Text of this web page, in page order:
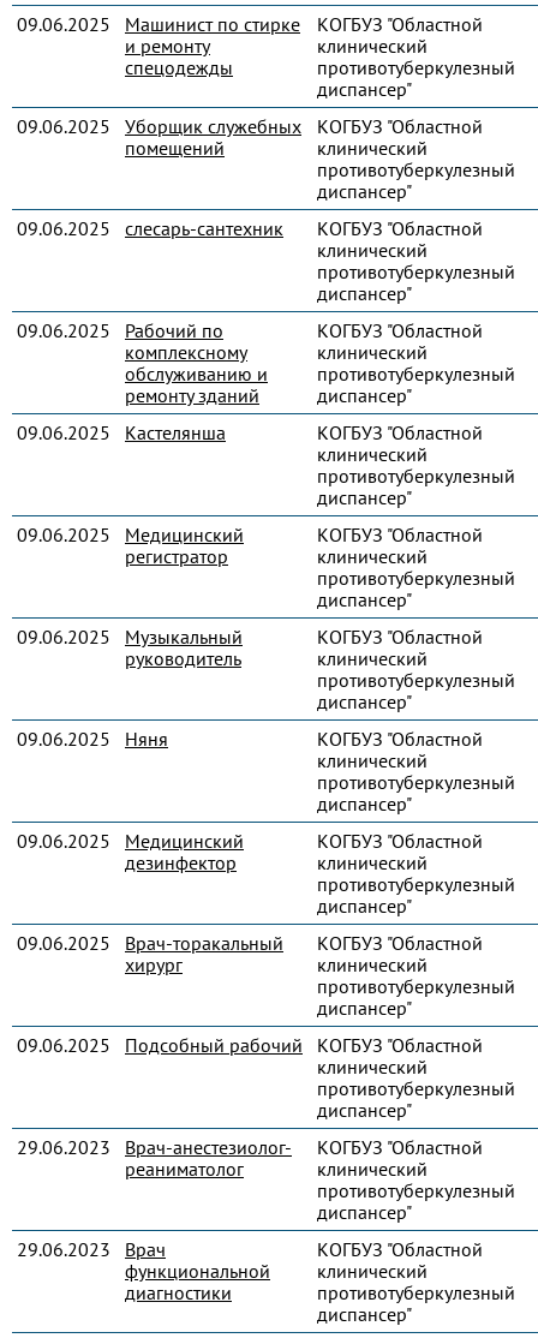
09.06.2025
Машинист по стирке
и ремонту
спецодежды
КОГБУЗ "Областной
клинический
противотуберкулезный
диспансер"
09.06.2025
Уборщик служебных
помещений
КОГБУЗ "Областной
клинический
противотуберкулезный
диспансер"
09.06.2025
слесарь-сантехник
КОГБУЗ "Областной
клинический
противотуберкулезный
диспансер"
09.06.2025
Рабочий по
комплексному
обслуживанию и
ремонту зданий
КОГБУЗ "Областной
клинический
противотуберкулезный
диспансер"
09.06.2025
Кастелянша
КОГБУЗ "Областной
клинический
противотуберкулезный
диспансер"
09.06.2025
Медицинский
регистратор
КОГБУЗ "Областной
клинический
противотуберкулезный
диспансер"
09.06.2025
Музыкальный
руководитель
КОГБУЗ "Областной
клинический
противотуберкулезный
диспансер"
09.06.2025
Няня
КОГБУЗ "Областной
клинический
противотуберкулезный
диспансер"
09.06.2025
Медицинский
дезинфектор
КОГБУЗ "Областной
клинический
противотуберкулезный
диспансер"
09.06.2025
Врач-торакальный
хирург
КОГБУЗ "Областной
клинический
противотуберкулезный
диспансер"
09.06.2025
Подсобный рабочий
КОГБУЗ "Областной
клинический
противотуберкулезный
диспансер"
29.06.2023
Врач-анестезиолог-
реаниматолог
КОГБУЗ "Областной
клинический
противотуберкулезный
диспансер"
29.06.2023
Врач
функциональной
диагностики
КОГБУЗ "Областной
клинический
противотуберкулезный
диспансер"